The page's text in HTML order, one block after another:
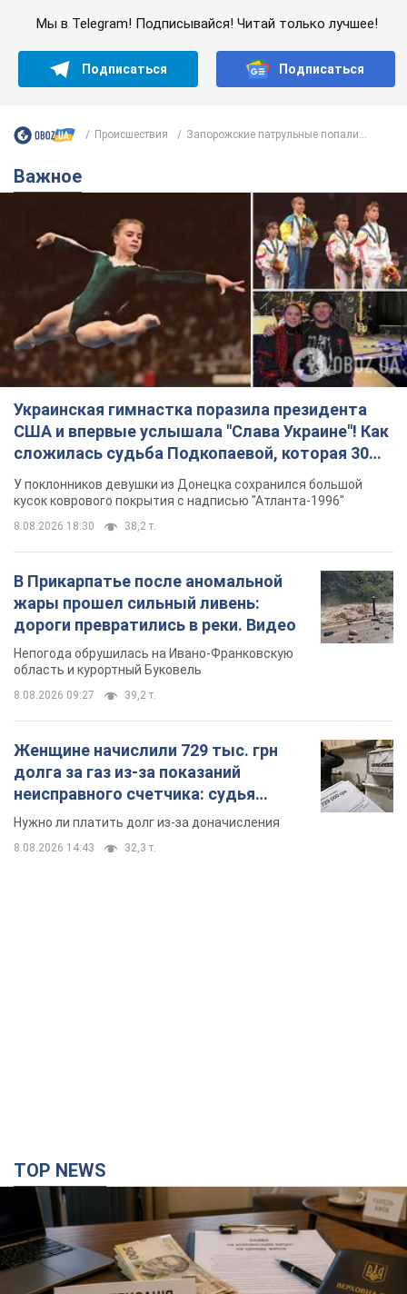
Мы в Telegram! Подписывайся! Читай только лучшее!
Подписаться Подписаться
Происшествия Запорожские патрульные попали...
Важное
Украинская гимнастка поразила президента
США и впервые услышала "Слава Украине"! Как
сложилась судьба Подкопаевой, которая 30
лет назад завоевала "золото" Олимпиады
У поклонников девушки из Донецка сохранился большой
кусок коврового покрытия с надписью "Атланта-1996"
8.08.2026 18:30 38,2 т.
В Прикарпатье после аномальной
жары прошел сильный ливень:
дороги превратились в реки. Видео
Непогода обрушилась на Ивано-Франковскую
область и курортный Буковель
8.08.2026 09:27 39,2 т.
Женщине начислили 729 тыс. грн
долга за газ из-за показаний
неисправного счетчика: судья
вынес неожиданное решение
Нужно ли платить долг из-за доначисления
8.08.2026 14:43 32,3 т.
TOP NEWS